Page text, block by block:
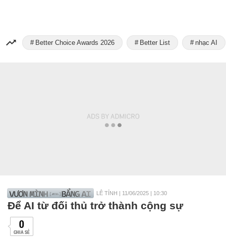
Better Choice Awards 2026 Better List nhạc AI
LÊ TỈNH | 11/06/2025 | 10:30
Để AI từ đối thủ trở thành cộng sự
0
CHIA SẺ